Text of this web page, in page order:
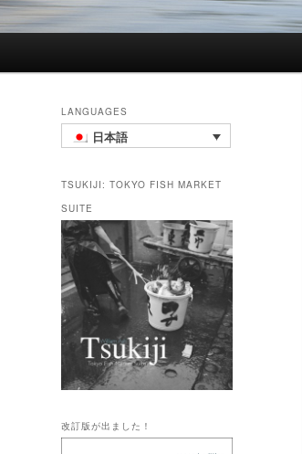
LANGUAGES
日本語
TSUKIJI: TOKYO FISH MARKET
SUITE
改訂版が出ました！